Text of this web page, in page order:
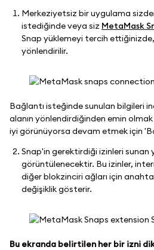
Merkeziyetsiz bir uygulama
istediğinde veya siz MetaMask
Snap yüklemeyi tercih
yönlendirilir.
Bağlantı isteğinde sunulan bilgileri
alanın yönlendirdiğinden emin olmak
iyi görünüyorsa devam etmek için
Snap'in gerektirdiği izinleri sunan
görüntülenecektir. Bu izinler,
diğer blokzinciri ağları için
değişiklik gösterir.
Bu ekranda belirtilen her bir izni